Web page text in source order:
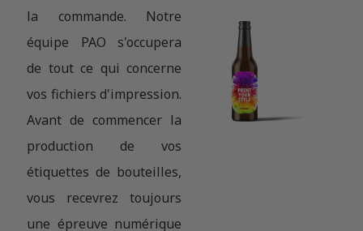
la commande. Notre
équipe PAO s'occupera
de tout ce qui concerne
vos fichiers d'impression.
Avant de commencer la
production de vos
étiquettes de bouteilles,
vous recevrez toujours
une épreuve numérique